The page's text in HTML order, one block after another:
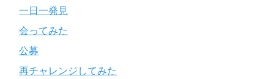
一日一発見
会ってみた
公募
再チャレンジしてみた